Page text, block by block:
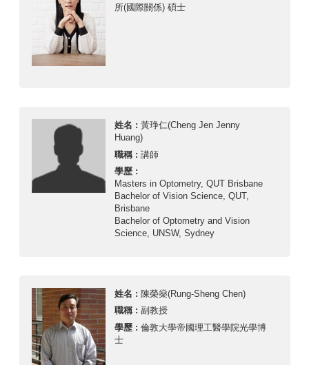
所(國際關係) 碩士
姓名 :黃琤仁(Cheng Jen Jenny
Huang)
職稱 :講師
學歷 :
Masters in Optometry, QUT Brisbane
Bachelor of Vision Science, QUT,
Brisbane
Bachelor of Optometry and Vision
Science, UNSW, Sydney
姓名 :陳榮燊(Rung-Sheng Chen)
職稱 :副教授
學歷 :倫敦大學帝國理工醫學院光學博
士